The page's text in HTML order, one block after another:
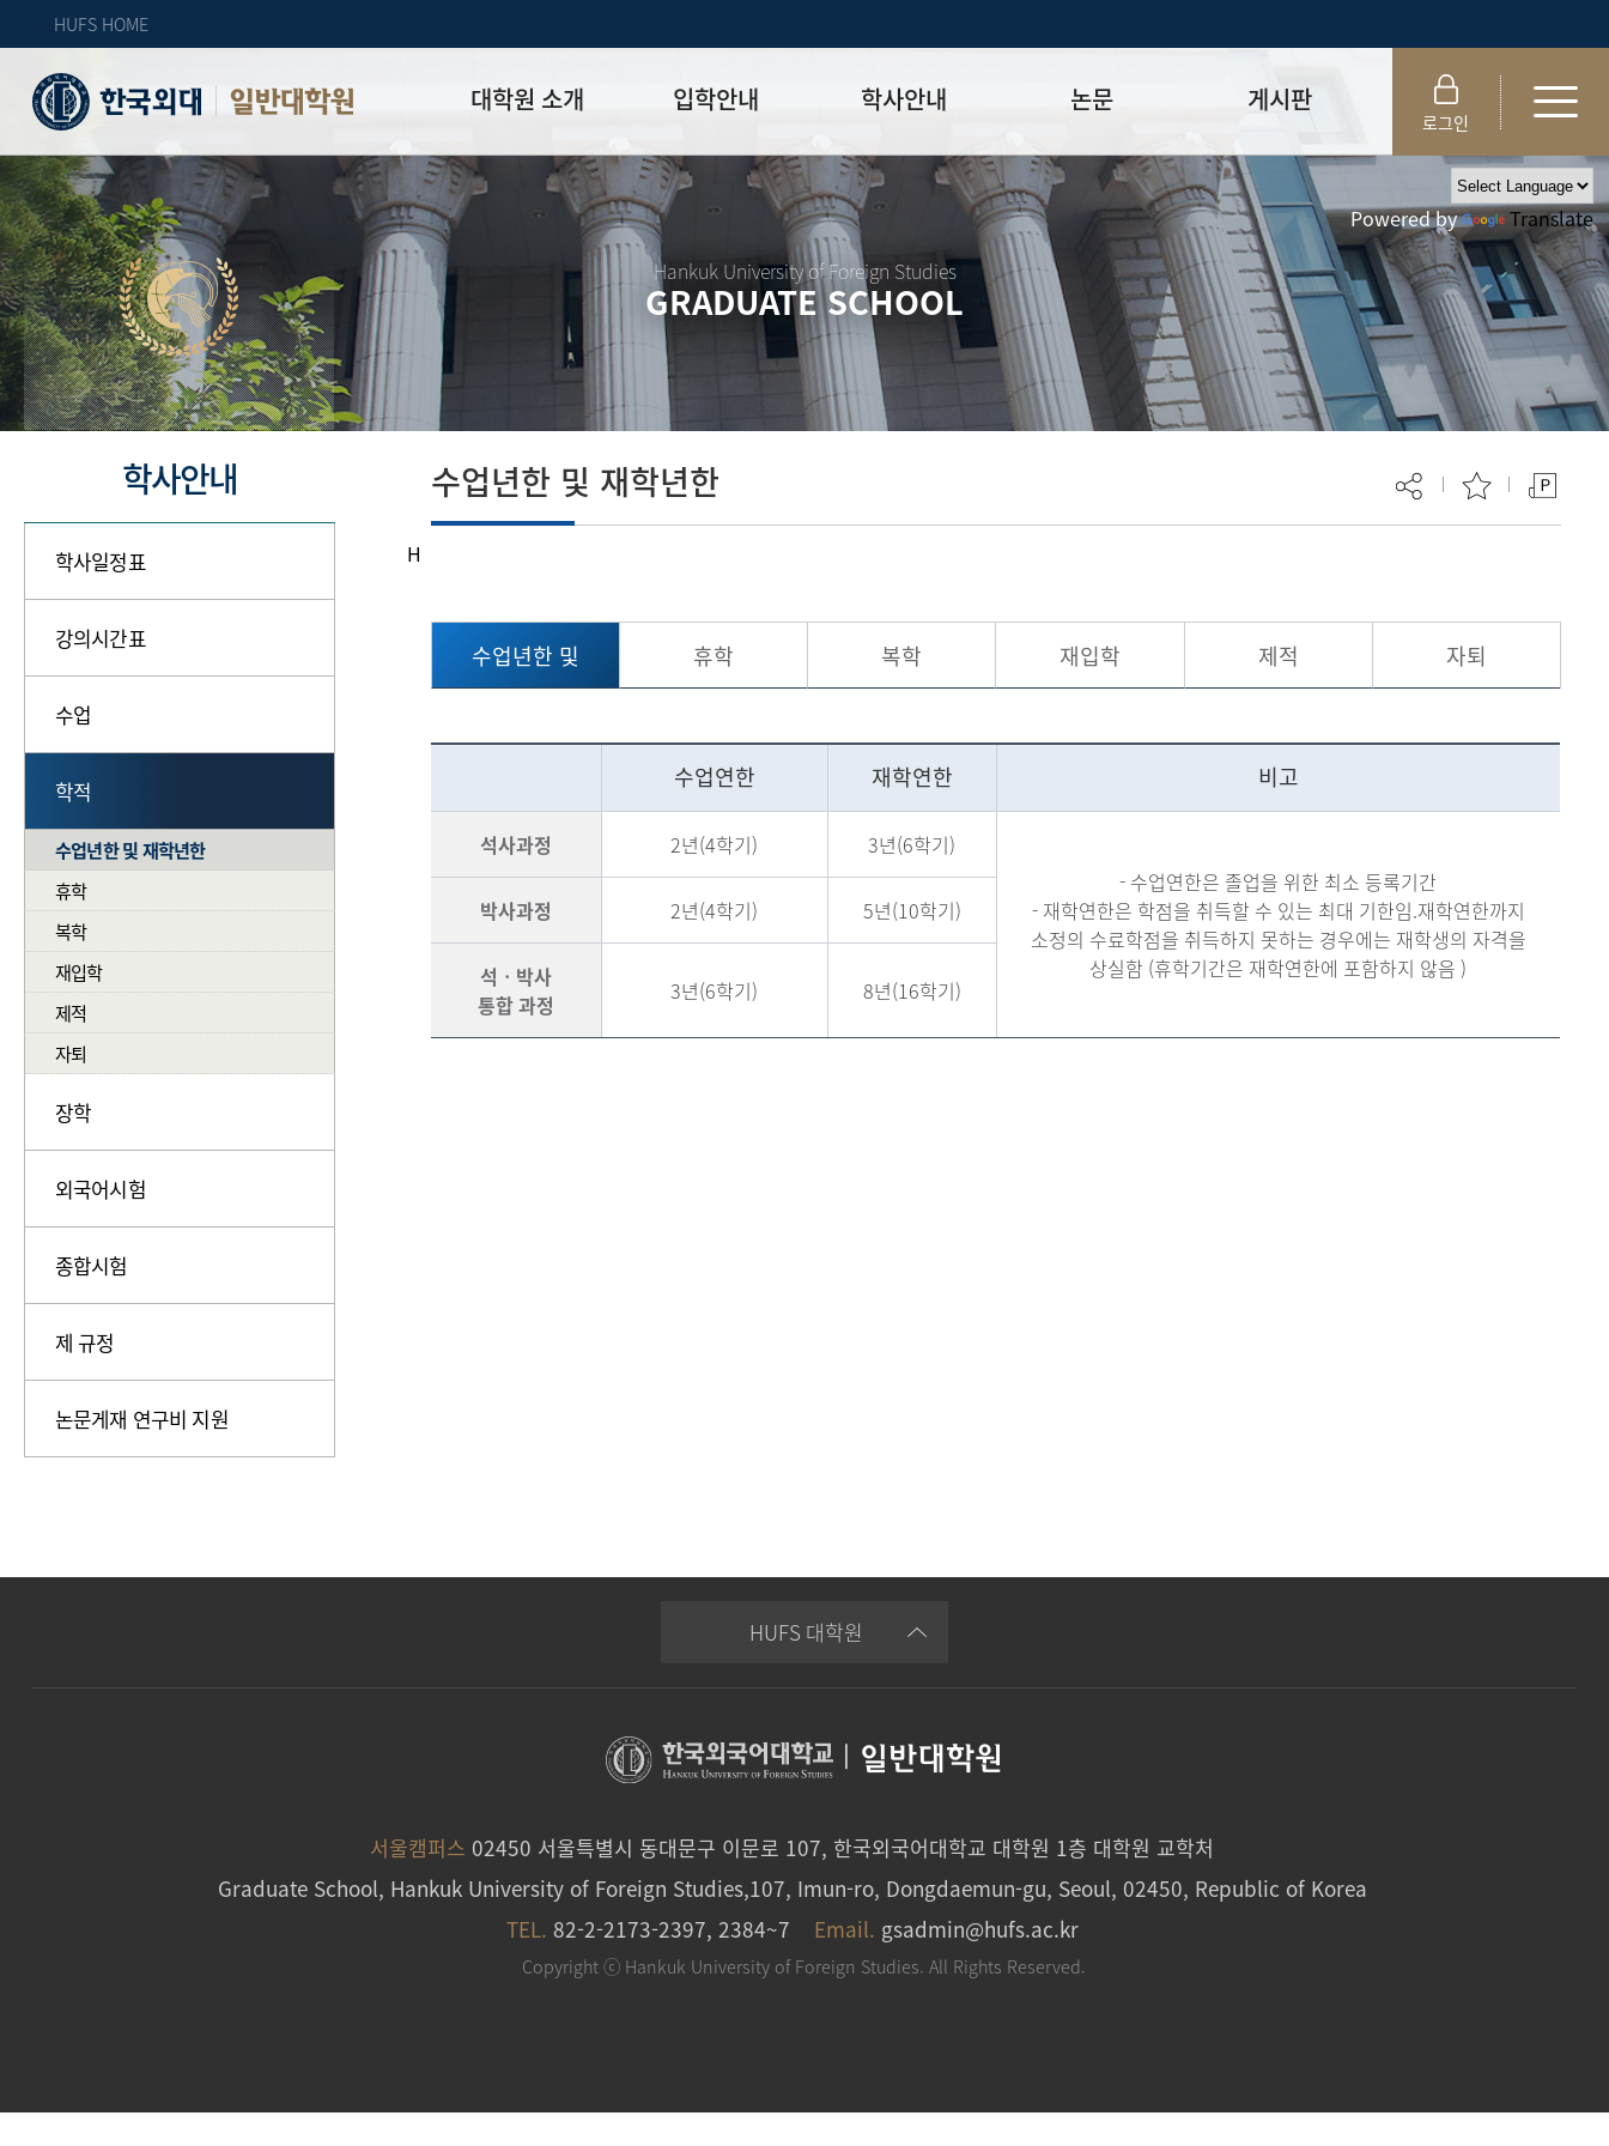
HUFS HOME
일반대학원 대학원 소개
원장인사
연혁
주임교수 연락처
자체 평가
입학안내
모집일정
모집요강
입시 공지사항
학부-대학원 연계과정
석·박사 통합 학위과정
박사후 연구과정
학사안내
학사일정표
강의시간표
수업
학적
장학
외국어시험
종합시험
제 규정
논문
학위논문제출 절차/자격
논문작성법 및 템플릿
양식함
논문지도_
학위논문제안심사
연구윤리교육 이수 안내
연구윤리위원회 규정
연구윤리 지침서
게시판
공지사항
자료실
FAQ
취업·모집 관련 공지
특강·프로그램 관련 공지
대학원생권리장전
대학원 총학생회
외국인 유학생 비자(VISA)
로그인
Hankuk University of Foreign Studies
GRADUATE SCHOOL
Powered by Translate
학사안내
학사일정표
강의시간표
수업
학적
수업년한 및 재학년한
휴학
복학
재입학
제적
자퇴
장학
외국어시험
종합시험
제 규정
논문게재 연구비 지원
H
수업년한 및 재학년한
수업년한 및 휴학 복학 재입학 제적 자퇴
수업연한 재학연한 비고
석사과정 2년(4학기)
3년(6학기)
- 수업연한은 졸업을 위한 최소 등록기간
- 재학연한은 학점을 취득할 수 있는 최대 기한임.재학연한까지
소정의 수료학점을 취득하지 못하는 경우에는 재학생의 자격을
상실함 (휴학기간은 재학연한에 포함하지 않음 )
박사과정 2년(4학기) 5년(10학기)
석ㆍ박사
통합 과정
3년(6학기) 8년(16학기)
HUFS 대학원
| 일반대학원
서울캠퍼스 02450 서울특별시 동대문구 이문로 107, 한국외국어대학교 대학원 1층 대학원 교학처
Graduate School, Hankuk University of Foreign Studies,107, Imun-ro, Dongdaemun-gu, Seoul, 02450, Republic of Korea
TEL. 82-2-2173-2397, 2384~7 Email. gsadmin@hufs.ac.kr
Copyright ⓒ Hankuk University of Foreign Studies. All Rights Reserved.